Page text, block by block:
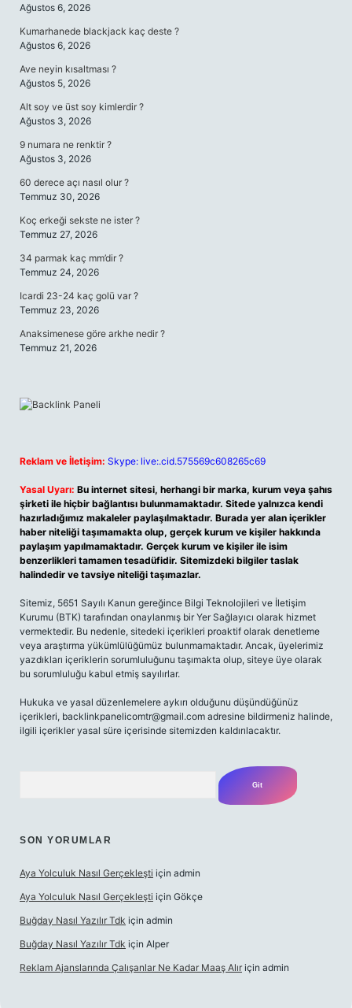
Ağustos 6, 2026
Kumarhanede blackjack kaç deste ?
Ağustos 6, 2026
Ave neyin kısaltması ?
Ağustos 5, 2026
Alt soy ve üst soy kimlerdir ?
Ağustos 3, 2026
9 numara ne renktir ?
Ağustos 3, 2026
60 derece açı nasıl olur ?
Temmuz 30, 2026
Koç erkeği sekste ne ister ?
Temmuz 27, 2026
34 parmak kaç mm’dir ?
Temmuz 24, 2026
Icardi 23-24 kaç golü var ?
Temmuz 23, 2026
Anaksimenese göre arkhe nedir ?
Temmuz 21, 2026
Reklam ve İletişim: Skype: live:.cid.575569c608265c69
Yasal Uyarı: Bu internet sitesi, herhangi bir marka, kurum veya şahıs
şirketi ile hiçbir bağlantısı bulunmamaktadır. Sitede yalnızca kendi
hazırladığımız makaleler paylaşılmaktadır. Burada yer alan içerikler
haber niteliği taşımamakta olup, gerçek kurum ve kişiler hakkında
paylaşım yapılmamaktadır. Gerçek kurum ve kişiler ile isim
benzerlikleri tamamen tesadüfidir. Sitemizdeki bilgiler taslak
halindedir ve tavsiye niteliği taşımazlar.
Sitemiz, 5651 Sayılı Kanun gereğince Bilgi Teknolojileri ve İletişim
Kurumu (BTK) tarafından onaylanmış bir Yer Sağlayıcı olarak hizmet
vermektedir. Bu nedenle, sitedeki içerikleri proaktif olarak denetleme
veya araştırma yükümlülüğümüz bulunmamaktadır. Ancak, üyelerimiz
yazdıkları içeriklerin sorumluluğunu taşımakta olup, siteye üye olarak
bu sorumluluğu kabul etmiş sayılırlar.
Hukuka ve yasal düzenlemelere aykırı olduğunu düşündüğünüz
içerikleri, backlinkpanelicomtr@gmail.com adresine bildirmeniz halinde,
ilgili içerikler yasal süre içerisinde sitemizden kaldırılacaktır.
SON YORUMLAR
Aya Yolculuk Nasıl Gerçekleşti için admin
Aya Yolculuk Nasıl Gerçekleşti için Gökçe
Buğday Nasıl Yazılır Tdk için admin
Buğday Nasıl Yazılır Tdk için Alper
Reklam Ajanslarında Çalışanlar Ne Kadar Maaş Alır için admin